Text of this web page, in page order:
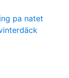
pa natet